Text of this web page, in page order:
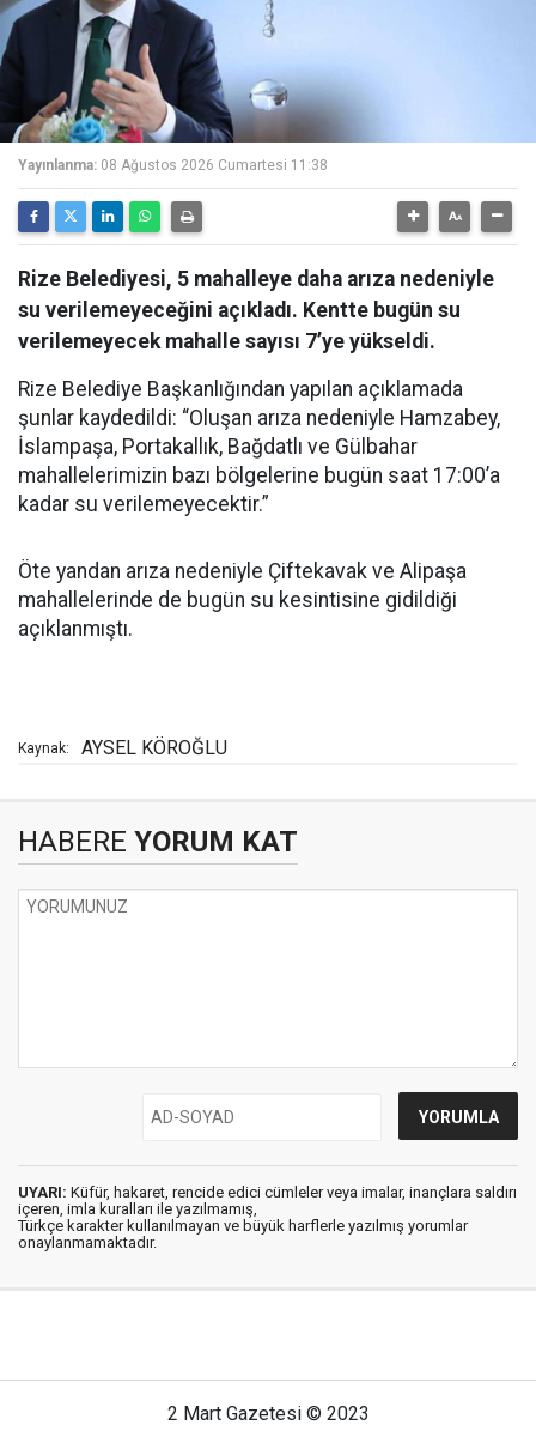
Yayınlanma: 08 Ağustos 2026 Cumartesi 11:38
Rize Belediyesi, 5 mahalleye daha arıza nedeniyle
su verilemeyeceğini açıkladı. Kentte bugün su
verilemeyecek mahalle sayısı 7’ye yükseldi.
Rize Belediye Başkanlığından yapılan açıklamada
şunlar kaydedildi: “Oluşan arıza nedeniyle Hamzabey,
İslampaşa, Portakallık, Bağdatlı ve Gülbahar
mahallelerimizin bazı bölgelerine bugün saat 17:00’a
kadar su verilemeyecektir.”
Öte yandan arıza nedeniyle Çiftekavak ve Alipaşa
mahallelerinde de bugün su kesintisine gidildiği
açıklanmıştı.
Kaynak: AYSEL KÖROĞLU
HABERE YORUM KAT
UYARI: Küfür, hakaret, rencide edici cümleler veya imalar, inançlara saldırı
içeren, imla kuralları ile yazılmamış,
Türkçe karakter kullanılmayan ve büyük harflerle yazılmış yorumlar
onaylanmamaktadır.
2 Mart Gazetesi © 2023